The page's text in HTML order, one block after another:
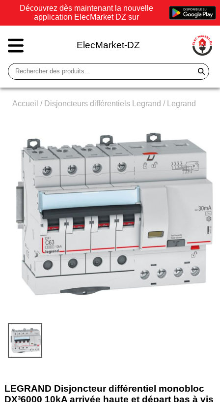
Découvrez dès maintenant la nouvelle
application ElecMarket DZ sur
ElecMarket-DZ
Accueil / Disjoncteurs différentiels Legrand / Legrand
LEGRAND Disjoncteur différentiel monobloc
DX³6000 10kA arrivée haute et départ bas à vis